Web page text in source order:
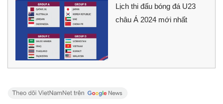
Lịch thi đấu bóng đá U23
châu Á 2024 mới nhất